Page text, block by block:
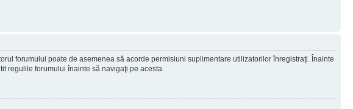
forumului poate de asemenea să acorde permisiuni suplimentare utilizatorilor înregistraţi. Înainte
regulile forumului înainte să navigaţi pe acesta.